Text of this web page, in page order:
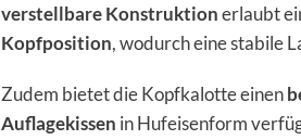
verstellbare Konstruktionerlaubt
Kopfposition, wodurch eine stabile
Zudem bietet die Kopfkalotte einen
Auflagekissen in Hufeisenform